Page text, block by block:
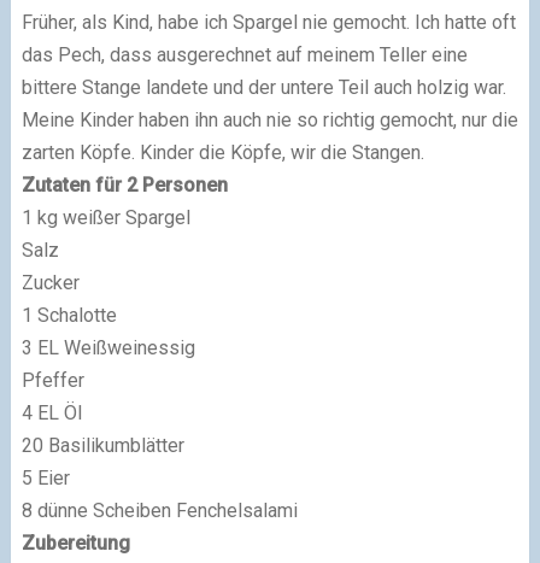
Früher, als Kind, habe ich Spargel nie gemocht. Ich hatte oft
das Pech, dass ausgerechnet auf meinem Teller eine
bittere Stange landete und der untere Teil auch holzig war.
Meine Kinder haben ihn auch nie so richtig gemocht, nur die
zarten Köpfe. Kinder die Köpfe, wir die Stangen.
Zutaten für 2 Personen
1 kg weißer Spargel
Salz
Zucker
1 Schalotte
3 EL Weißweinessig
Pfeffer
4 EL Öl
20 Basilikumblätter
5 Eier
8 dünne Scheiben Fenchelsalami
Zubereitung